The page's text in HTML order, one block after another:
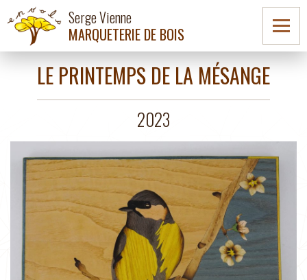
Serge Vienne
MARQUETERIE DE BOIS
LE PRINTEMPS DE LA MÉSANGE
2023